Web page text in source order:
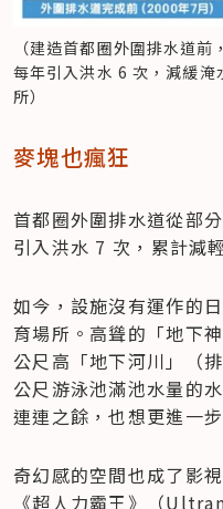
（建造首都圈外圍排水道
每年引入洪水 6 次，減緩淹
所）
麥塊也瘋狂
首都圈外圍排水道從部
引入洪水 7 次，累計減
如今，設施沒有運作的
育場所。高聳的「地下
公尺高「地下河川」（
公尺游泳池滿池水量的
連連之餘，也想更進一
奇幻感的空間也成了影
《超人力霸王》（